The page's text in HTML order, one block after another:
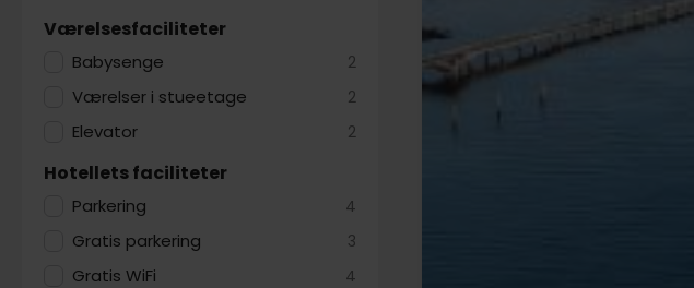
Værelsesfaciliteter
Babysenge 2
Værelser i stueetage 2
Elevator 2
Hotellets faciliteter
Parkering 4
Gratis parkering 3
Gratis WiFi 4